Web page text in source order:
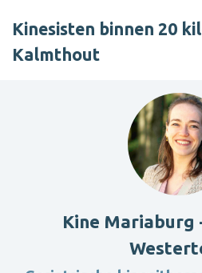
Kinesisten binnen 20
Kalmthout
Kine Mariaburg